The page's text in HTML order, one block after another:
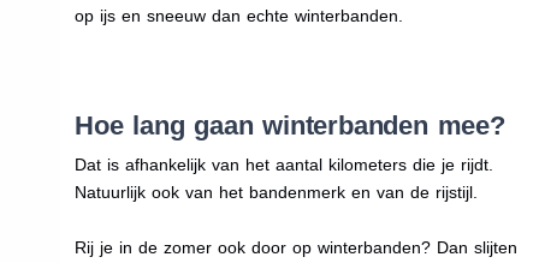
op ijs en sneeuw dan echte winterbanden.
Hoe lang gaan winterbanden mee?
Dat is afhankelijk van het aantal kilometers die je rijdt.
Natuurlijk ook van het bandenmerk en van de rijstijl.
Rij je in de zomer ook door op winterbanden? Dan slijten